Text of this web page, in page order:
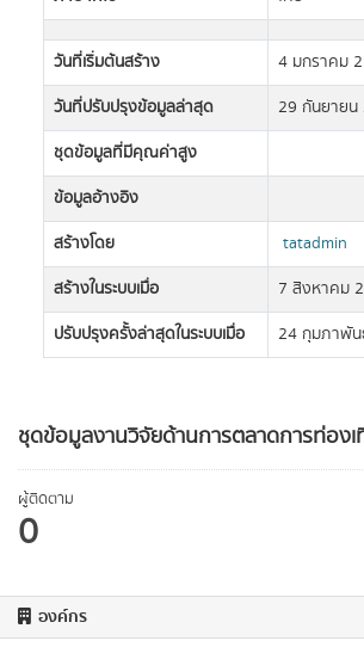
ชุดข้อมูลงานวิจัยด้านการตลาดการท่องเ
ผู้ติดตาม
0
องค์กร
วันที่เริ่มต้นสร้าง
4 มกราคม
วันที่ปรับปรุงข้อมูลล่าสุด
29 กันยายน
ชุดข้อมูลที่มีคุณค่าสูง
ข้อมูลอ้างอิง
สร้างโดย
tatadmin
สร้างในระบบเมื่อ
7 สิงหาคม
ปรับปรุงครั้งล่าสุดในระบบเมื่อ
24 กุมภาพั